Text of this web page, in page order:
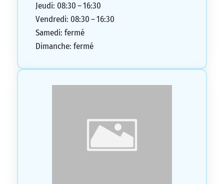
Jeudi: 08:30 – 16:30
Vendredi: 08:30 – 16:30
Samedi: fermé
Dimanche: fermé